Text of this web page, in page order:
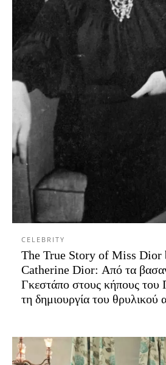
CELEBRITY
The True Story of Miss Dior
Catherine Dior: Από τα
Γκεστάπο στους κήπους του
τη δημιουργία του θρυλικού